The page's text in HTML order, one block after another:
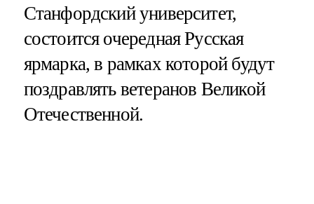
Станфордский университет,
состоится очередная Русская
ярмарка, в рамках которой будут
поздравлять ветеранов Великой
Отечественной.